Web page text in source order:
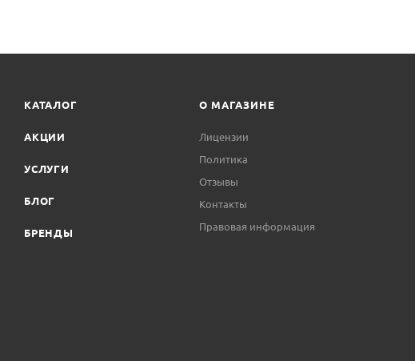
КАТАЛОГ
АКЦИИ
УСЛУГИ
БЛОГ
БРЕНДЫ
О МАГАЗИНЕ
Лицензии
Политика
Отзывы
Контакты
Правовая информация